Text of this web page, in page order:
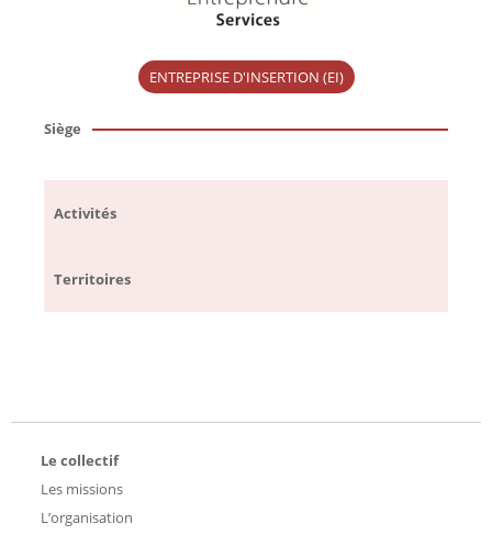
ENTREPRISE D'INSERTION (EI)
Siège
Activités
Territoires
Le collectif
Les missions
L’organisation